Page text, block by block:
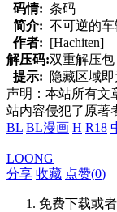
码情: 条码
简介: 不可逆的车
作者: [Hachiten]
解压码:双重解压
提示:
隐藏区域
声明：本站所有文
站内容侵犯了原著
BL BL漫画 H R18
LOONG
分享 收藏 点赞(0)
免费下载或